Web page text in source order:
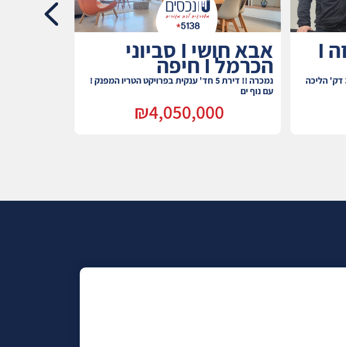
דרך פיק"א I אחוזה I
4 חד' משופצת למכירה במרכז אחוזה ! 3 דק' הליכה
אבא חושי I סביוני
הכרמל I חיפה
נמכרה !! דירת 5 חד' ענקית בפרויקט הטריו המפנק !
עם נוף ים
₪4,050,000